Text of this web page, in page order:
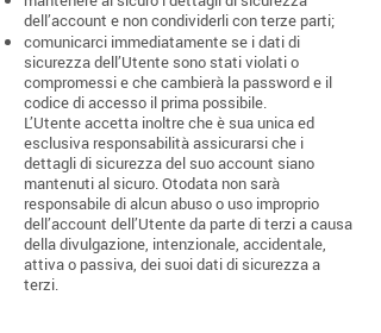
dell’account e non condividerli con terze parti;
comunicarci immediatamente se i dati di
sicurezza dell’Utente sono stati violati o
compromessi e che cambierà la password e il
codice di accesso il prima possibile.
L’Utente accetta inoltre che è sua unica ed
esclusiva responsabilità assicurarsi che i
dettagli di sicurezza del suo account siano
mantenuti al sicuro. Otodata non sarà
responsabile di alcun abuso o uso improprio
dell’account dell’Utente da parte di terzi a causa
della divulgazione, intenzionale, accidentale,
attiva o passiva, dei suoi dati di sicurezza a
terzi.